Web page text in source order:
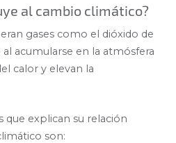
al cambio climático?
gases como el dióxido de
acumularse en la atmósfera
calor y elevan la
que explican su relación
son: